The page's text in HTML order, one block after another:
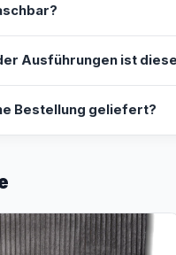
Ausführungen ist
Bestellung geliefert?